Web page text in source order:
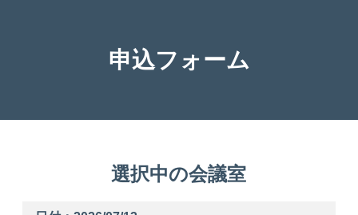
申込フォーム
選択中の会議室